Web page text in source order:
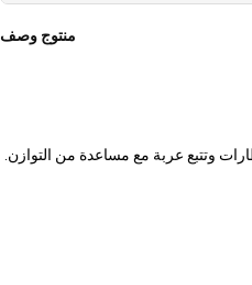
منتوج وصف
وتتبع عربة مع مساعدة من التوازن.